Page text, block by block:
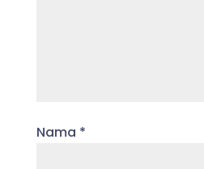
Nama *